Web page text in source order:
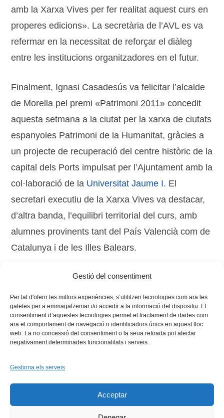
Gestió del consentiment
Per tal d'oferir les millors experiències, s’utilitzen tecnologies com ara les
galetes per a emmagatzemar i/o accedir a la informació del dispositiu. El
consentiment d’aquestes tecnologies permet el tractament de dades com
ara el comportament de navegació o identificadors únics en aquest lloc
web. La no concessió del consentiment o la seua retirada pot afectar
negativament determinades funcionalitats i serveis.
Gestiona els serveis
Acceptar
amb la Xarxa Vives per fer realitat aquest curs en
properes edicions». La secretària de l’AVL es va
refermar en la necessitat de reforçar el diàleg
entre les institucions organitzadores en el futur.
Finalment, Ignasi Casadesús va felicitar l’alcalde
de Morella pel premi «Patrimoni 2011» concedit
aquesta setmana a la ciutat per la xarxa de ciutats
espanyoles Patrimoni de la Humanitat, gràcies a
un projecte de recuperació del centre històric de la
capital dels Ports impulsat per l’Ajuntament amb la
col·laboració de la Universitat Jaume I. El
secretari executiu de la Xarxa Vives va destacar,
d’altra banda, l’equilibri territorial del curs, amb
alumnes provinents tant del País Valencià com de
Catalunya i de les Illes Balears.
internacional,Llengua,professorat
Instagram
Flickr
INICI QUI SOM
PROGRAMES
DESENVOLUPAMENT SOSTENIBLE